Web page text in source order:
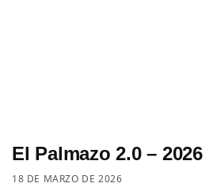
El Palmazo 2.0 – 2026
18 DE MARZO DE 2026